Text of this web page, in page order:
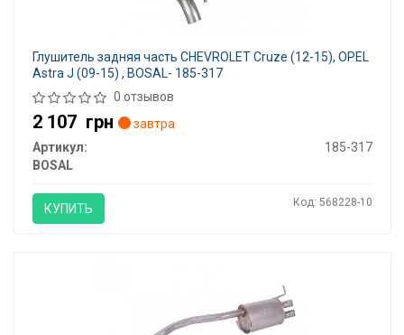
Глушитель задняя часть CHEVROLET Cruze (12-15), OPEL
Astra J (09-15) , BOSAL- 185-317
0 отзывов
2 107 грн
завтра
Артикул:
185-317
BOSAL
КУПИТЬ Код: 568228-10